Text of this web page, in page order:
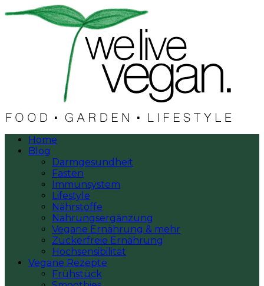
Home
Blog
Darmgesundheit
Fasten
Immunsystem
Lifestyle
Nährstoffe
Nahrungsergänzung
Vegane Ernährung & mehr
Zuckerfreie Ernährung
Hochsensibilität
Vegane Rezepte
Frühstück